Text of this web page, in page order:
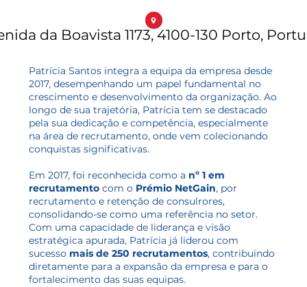
da Boavista 1173, 4100-130 Porto,
Patrícia Santos integra a equipa da empresa desde
2017, desempenhando um papel fundamental no
crescimento e desenvolvimento da organização. Ao
longo de sua trajetória, Patrícia tem se destacado
pela sua dedicação e competência, especialmente
na área de recrutamento, onde vem colecionando
conquistas significativas.
Em 2017, foi reconhecida como a nº 1 em
recrutamento com o Prémio NetGain, por
recrutamento e retenção de consulrores,
consolidando-se como uma referência no setor.
Com uma capacidade de liderança e visão
estratégica apurada, Patrícia já liderou com
sucesso mais de 250 recrutamentos, contribuindo
diretamente para a expansão da empresa e para o
fortalecimento das suas equipas.